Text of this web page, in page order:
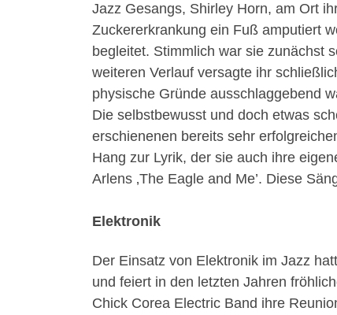
Jazz Gesangs, Shirley Horn, am Ort
Zuckererkrankung ein Fuß amputiert
begleitet. Stimmlich war sie zunächst
weiteren Verlauf versagte ihr
physische Gründe ausschlaggebend
Die selbstbewusst und doch etwas
erschienenen bereits sehr
Hang zur Lyrik, der sie auch ihre
Arlens ‚The Eagle and Me’. Diese
Elektronik
Der Einsatz von Elektronik im Jazz
und feiert in den letzten Jahren
Chick Corea Electric Band ihre